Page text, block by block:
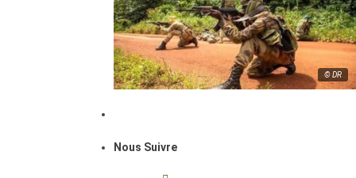
© DR
Nous Suivre